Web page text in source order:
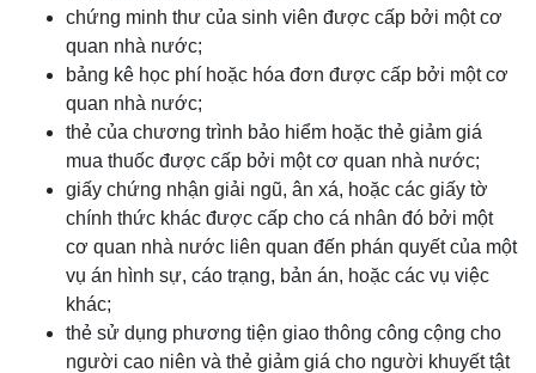
chứng minh thư của sinh viên được cấp bởi một cơ
quan nhà nước;
bảng kê học phí hoặc hóa đơn được cấp bởi một cơ
quan nhà nước;
thẻ của chương trình bảo hiểm hoặc thẻ giảm giá
mua thuốc được cấp bởi một cơ quan nhà nước;
giấy chứng nhận giải ngũ, ân xá, hoặc các giấy tờ
chính thức khác được cấp cho cá nhân đó bởi một
cơ quan nhà nước liên quan đến phán quyết của một
vụ án hình sự, cáo trạng, bản án, hoặc các vụ việc
khác;
thẻ sử dụng phương tiện giao thông công cộng cho
người cao niên và thẻ giảm giá cho người khuyết tật